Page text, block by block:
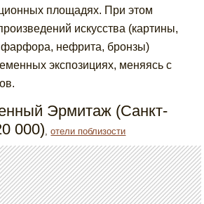
площадях. При этом
искусства (картины,
фарфора, нефрита, бронзы)
экспозициях, меняясь с
Эрмитаж (Санкт-
000) ,отели поблизости